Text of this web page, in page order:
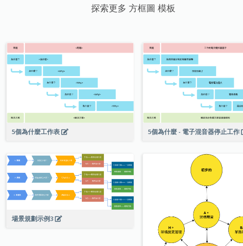
探索更多 方框圖 模板
5個為什麼工作表 5個為什麼 - 電子混音器停止工作
場景規劃示例3